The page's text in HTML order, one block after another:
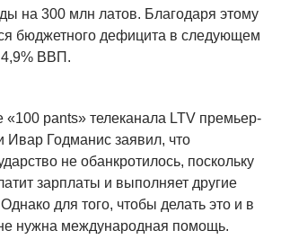
на 300 млн латов. Благодаря этому
бюджетного дефицита в следующем
4,9% ВВП.
«100 pants» телеканала LTV премьер-
Ивар Годманис заявил, что
не обанкротилось, поскольку
зарплаты и выполняет другие
для того, чтобы делать это и в
нужна международная помощь.